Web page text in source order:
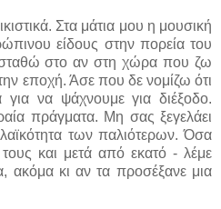
Στα μάτια μου η μουσική
είδους στην πορεία του
στο αν στη χώρα που ζω
εποχή. Άσε που δε νομίζω ότι
να ψάχνουμε για διέξοδο.
πράγματα. Μη σας ξεγελάει
των παλιότερων. Όσα
και μετά από εκατό - λέμε
ακόμα κι αν τα προσέξανε μια